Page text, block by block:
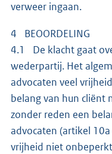
verweer ingaan.
4 BEOORDELING
4.1 De klacht gaat
wederpartij. Het
advocaten veel
belang van hun cliënt
zonder reden een
advocaten (artikel
vrijheid niet